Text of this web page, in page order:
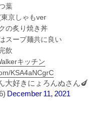
葉
京しゃもver
の炙り焼き丼
スープ麺共に良い
飲
キッチン
KSA4aNCgrC
大好きにょろんぬさん🍆
December 11, 2021